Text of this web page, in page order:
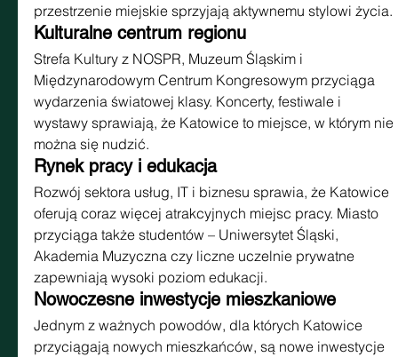
przestrzenie miejskie sprzyjają aktywnemu stylowi życia.
Kulturalne centrum regionu
Strefa Kultury z NOSPR, Muzeum Śląskim i
Międzynarodowym Centrum Kongresowym przyciąga
wydarzenia światowej klasy. Koncerty, festiwale i
wystawy sprawiają, że Katowice to miejsce, w którym nie
można się nudzić.
Rynek pracy i edukacja
Rozwój sektora usług, IT i biznesu sprawia, że Katowice
oferują coraz więcej atrakcyjnych miejsc pracy. Miasto
przyciąga także studentów – Uniwersytet Śląski,
Akademia Muzyczna czy liczne uczelnie prywatne
zapewniają wysoki poziom edukacji.
Nowoczesne inwestycje mieszkaniowe
Jednym z ważnych powodów, dla których Katowice
przyciągają nowych mieszkańców, są nowe inwestycje